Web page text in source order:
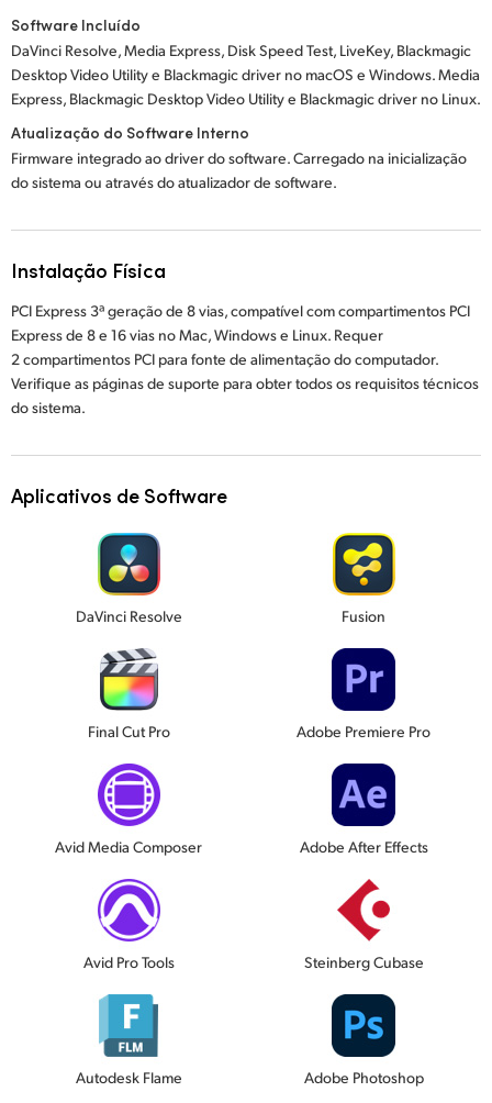
Software Incluído
DaVinci Resolve, Media Express, Disk Speed Test, LiveKey, Blackmagic
Desktop Video Utility e Blackmagic driver no macOS e Windows. Media
Express, Blackmagic Desktop Video Utility e Blackmagic driver no Linux.
Atualização do Software Interno
Firmware integrado ao driver do software. Carregado na inicialização
do sistema ou através do atualizador de software.
Instalação Física
PCI Express 3ª geração de 8 vias, compatível com compartimentos PCI
Express de 8 e 16 vias no Mac, Windows e Linux. Requer
2 compartimentos PCI para fonte de alimentação do computador.
Verifique as páginas de suporte para obter todos os requisitos técnicos
do sistema.
Aplicativos de Software
DaVinci Resolve Fusion
Final Cut Pro Adobe Premiere Pro
Avid Media Composer Adobe After Effects
Avid Pro Tools Steinberg Cubase
Autodesk Flame Adobe Photoshop